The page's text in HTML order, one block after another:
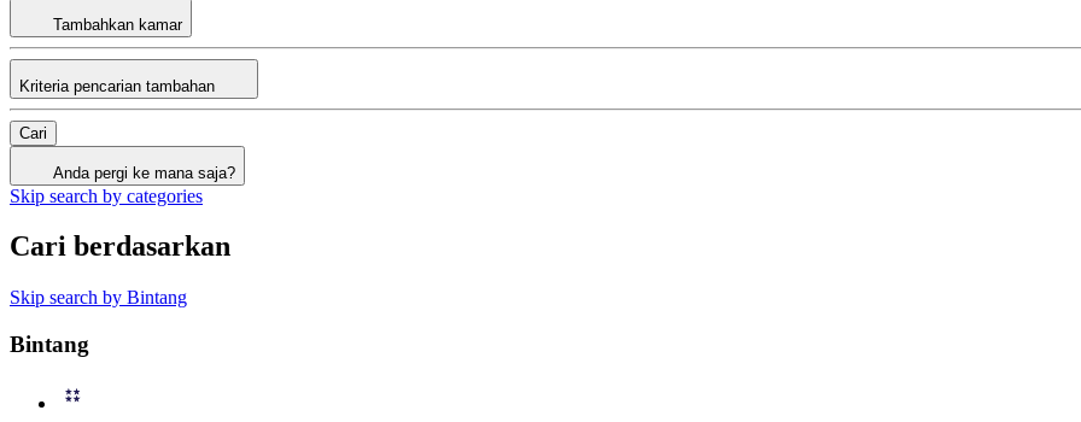
Tambahkan kamar
Kriteria pencarian tambahan
Cari
Anda pergi ke mana saja?
Skip search by categories
Cari berdasarkan
Skip search by Bintang
Bintang